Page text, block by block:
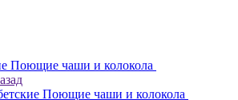
Поющие чаши и колокола
Поющие чаши и колокола